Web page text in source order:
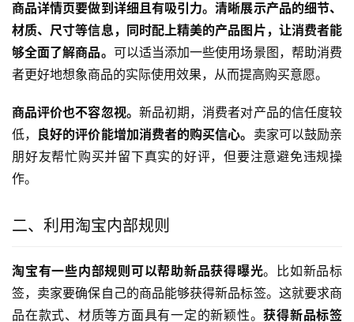
商品详情页要做到详细且有吸引力。清晰展示产品的细节、
材质、尺寸等信息，同时配上精美的产品图片，让消费者能
够全面了解商品。 可以适当添加一些使用场景图，帮助消费
者更好地想象商品的实际使用效果，从而提高购买意愿。
商品评价也不容忽视。 新品初期，消费者对产品的信任度较
低， 良好的评价能增加消费者的购买信心。 卖家可以鼓励亲
朋好友帮忙购买并留下真实的好评，但要注意避免违规操
作。
二、利用淘宝内部规则
淘宝有一些内部规则可以帮助新品获得曝光。比如新品标
签，卖家要确保自己的商品能够获得新品标签。这就要求商
品在款式、材质等方面具有一定的新颖性。获得新品标签